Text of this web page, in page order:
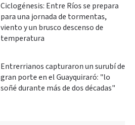
Ciclogénesis: Entre Ríos se prepara
para una jornada de tormentas,
viento y un brusco descenso de
temperatura
Entrerrianos capturaron un surubí de
gran porte en el Guayquiraró: "lo
soñé durante más de dos décadas"